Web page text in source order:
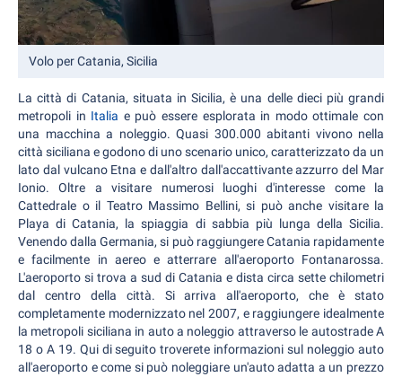
Volo per Catania, Sicilia
La città di Catania, situata in Sicilia, è una delle dieci più grandi
metropoli in Italia e può essere esplorata in modo ottimale con
una macchina a noleggio. Quasi 300.000 abitanti vivono nella
città siciliana e godono di uno scenario unico, caratterizzato da un
lato dal vulcano Etna e dall'altro dall'accattivante azzurro del Mar
Ionio. Oltre a visitare numerosi luoghi d'interesse come la
Cattedrale o il Teatro Massimo Bellini, si può anche visitare la
Playa di Catania, la spiaggia di sabbia più lunga della Sicilia.
Venendo dalla Germania, si può raggiungere Catania rapidamente
e facilmente in aereo e atterrare all'aeroporto Fontanarossa.
L'aeroporto si trova a sud di Catania e dista circa sette chilometri
dal centro della città. Si arriva all'aeroporto, che è stato
completamente modernizzato nel 2007, e raggiungere idealmente
la metropoli siciliana in auto a noleggio attraverso le autostrade A
18 o A 19. Qui di seguito troverete informazioni sul noleggio auto
all'aeroporto e come si può noleggiare un'auto adatta a un prezzo